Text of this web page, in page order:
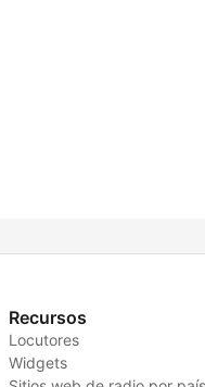
Recursos
Locutores
Widgets